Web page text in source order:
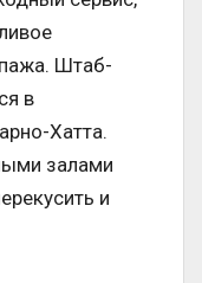
Штаб-
в
Хатта.
залами
и